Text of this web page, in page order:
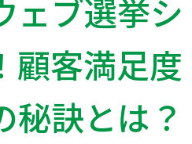
ェブ選挙シ
顧客満足度
秘訣とは？